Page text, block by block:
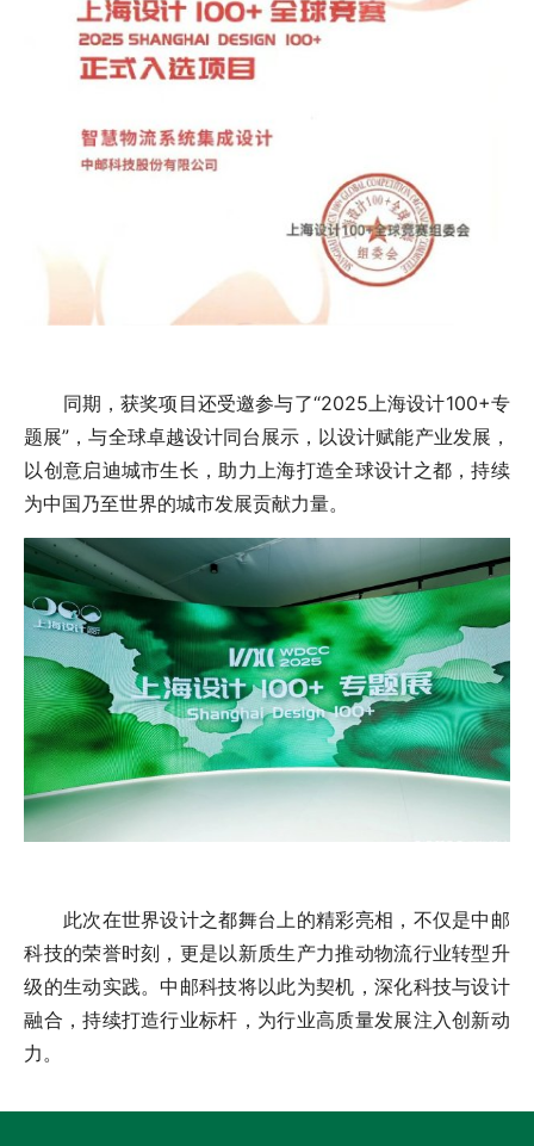
同期，获奖项目还受邀参与了“2025上海设计100+专
题展”，与全球卓越设计同台展示，以设计赋能产业发展，
以创意启迪城市生长，助力上海打造全球设计之都，持续
为中国乃至世界的城市发展贡献力量。
此次在世界设计之都舞台上的精彩亮相，不仅是中邮
科技的荣誉时刻，更是以新质生产力推动物流行业转型升
级的生动实践。中邮科技将以此为契机，深化科技与设计
融合，持续打造行业标杆，为行业高质量发展注入创新动
力。